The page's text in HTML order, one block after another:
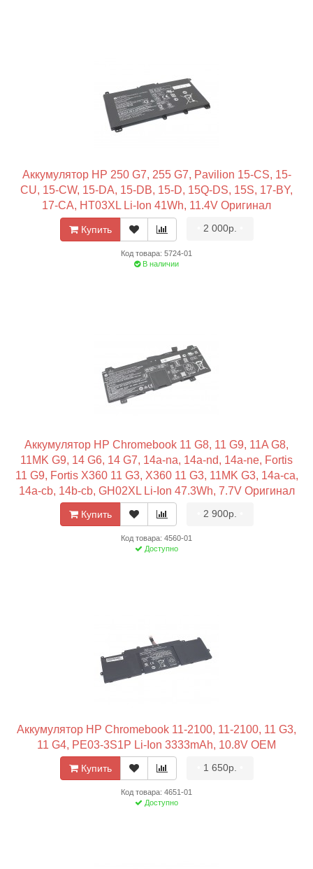
Аккумулятор HP 250 G7, 255 G7, Pavilion 15-CS, 15-
CU, 15-CW, 15-DA, 15-DB, 15-D, 15Q-DS, 15S, 17-BY,
17-CA, HT03XL Li-Ion 41Wh, 11.4V Оригинал
Купить 2 000р.
Код товара: 5724-01
В наличии
Аккумулятор HP Chromebook 11 G8, 11 G9, 11A G8,
11MK G9, 14 G6, 14 G7, 14a-na, 14a-nd, 14a-ne, Fortis
11 G9, Fortis X360 11 G3, X360 11 G3, 11MK G3, 14a-ca,
14a-cb, 14b-cb, GH02XL Li-Ion 47.3Wh, 7.7V Оригинал
Купить 2 900р.
Код товара: 4560-01
Доступно
Аккумулятор HP Chromebook 11-2100, 11-2100, 11 G3,
11 G4, PE03-3S1P Li-Ion 3333mAh, 10.8V OEM
Купить 1 650р.
Код товара: 4651-01
Доступно